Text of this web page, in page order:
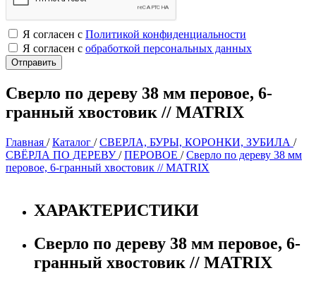
Я согласен с Политикой конфиденциальности
Я согласен с обработкой персональных данных
Сверло по дереву 38 мм перовое, 6-
гранный хвостовик // MATRIX
Главная /Каталог /СВЕРЛА, БУРЫ, КОРОНКИ, ЗУБИЛА /
СВЁРЛА ПО ДЕРЕВУ/ПЕРОВОЕ /Сверло по дереву 38 мм
перовое, 6-гранный хвостовик // MATRIX
ХАРАКТЕРИСТИКИ
Сверло по дереву 38 мм перовое, 6-
гранный хвостовик // MATRIX